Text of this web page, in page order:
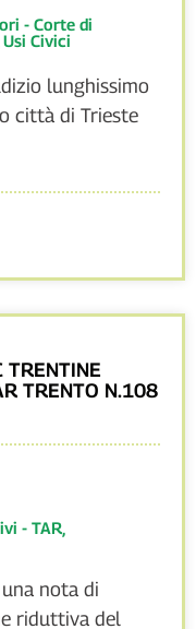
- Corte di
Usi Civici
lunghissimo
città di Trieste
TRENTINE
TRENTO N.108
- TAR,
nota di
riduttiva del